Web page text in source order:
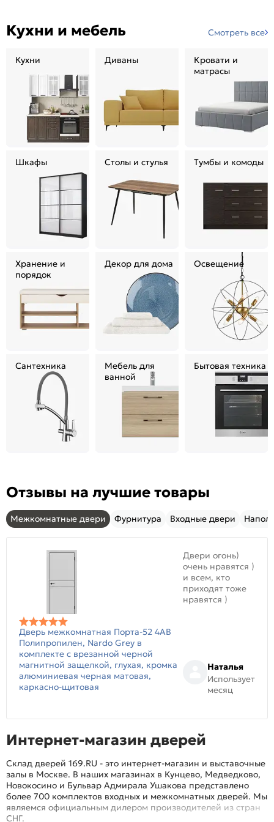
Кухни и мебель Смотреть все
Кухни Диваны
Кровати и
матрасы
Шкафы Столы и стулья Тумбы и комоды
Хранение и
порядок
Декор для дома Освещение
Сантехника
Мебель для
ванной
Бытовая техника
Отзывы на лучшие товары
Межкомнатные двери Фурнитура Входные двери
Дверь межкомнатная Порта-52 4AB
Полипропилен, Nardo Grey в
комплекте с врезанной черной
магнитной защелкой, глухая, кромка
алюминиевая черная матовая,
каркасно-щитовая
Двери огонь)
очень нравятся )
и всем, кто
приходят тоже
нравятся )
Наталья
Использует
месяц
Интернет-магазин дверей
Склад дверей 169.RU - это интернет-магазин и выставочные
залы в Москве. В наших магазинах в Кунцево, Медведково,
Новокосино и Бульвар Адмирала Ушакова представлено
более 700 комплектов входных и межкомнатных дверей. Мы
являемся официальным дилером производителей из стран
СНГ.